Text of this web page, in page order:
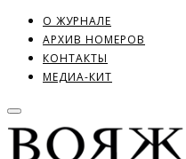
О ЖУРНАЛЕ
АРХИВ НОМЕРОВ
КОНТАКТЫ
МЕДИА-КИТ